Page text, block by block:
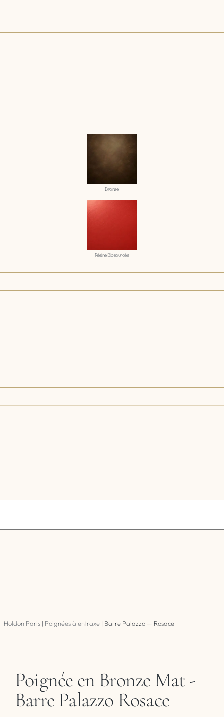
Bronze
Résine Biosourcée
Holdon Paris | Poignées à entraxe | Barre Palazzo — Rosace
Poignée en Bronze Mat -
Barre Palazzo Rosace